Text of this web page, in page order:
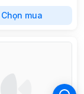
Chọn mua